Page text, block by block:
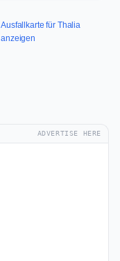
Ausfallkarte für Thalia
anzeigen
ADVERTISE HERE